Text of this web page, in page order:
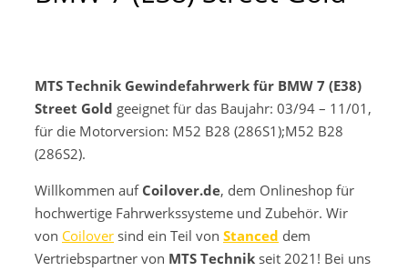
MTS Technik Gewindefahrwerk für BMW 7 (E38)
Street Gold geeignet für das Baujahr: 03/94 – 11/01,
für die Motorversion: M52 B28 (286S1);M52 B28
(286S2).
Willkommen auf Coilover.de, dem Onlineshop für
hochwertige Fahrwerkssysteme und Zubehör. Wir
von Coilover sind ein Teil von Stanced dem
Vertriebspartner von MTS Technik seit 2021! Bei uns